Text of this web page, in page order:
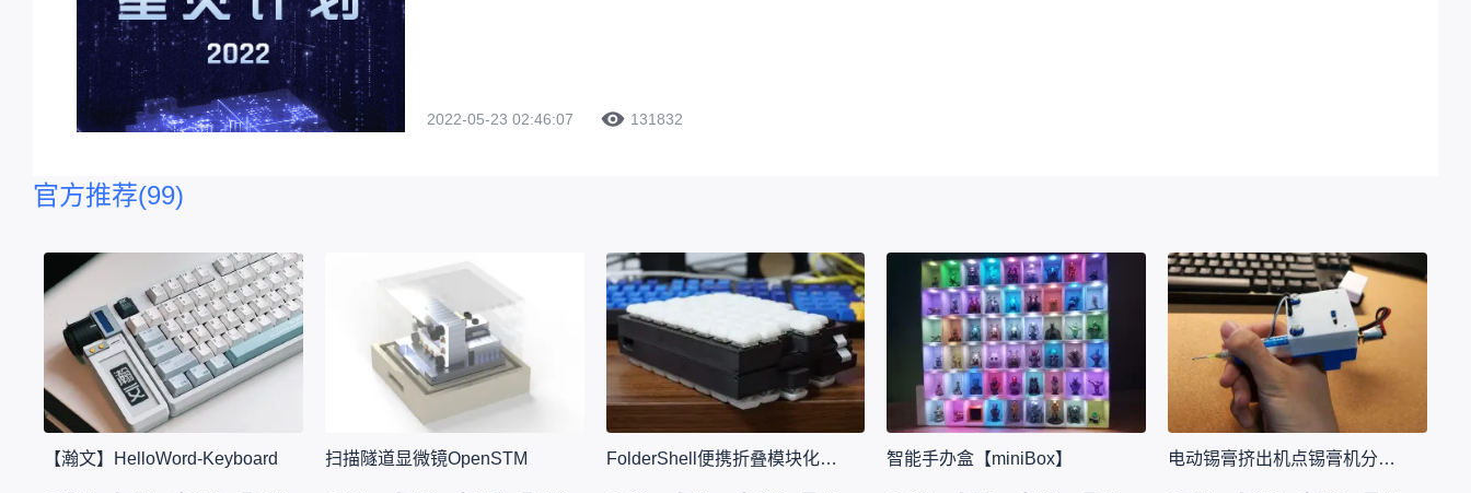
2022-05-23 02:46:07 131832
官方推荐(99)
【瀚文】HelloWord-Keyboard 扫描隧道显微镜OpenSTM FolderShell便携折叠模块化键盘 智能手办盒【miniBox】 电动锡膏挤出机点锡膏机分配器